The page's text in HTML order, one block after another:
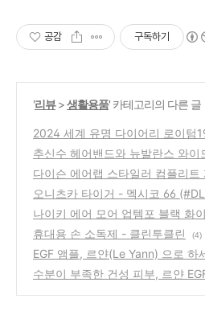
공감 구독하기
'리뷰>생활용품' 카테고리의 다른 글
2024 세계 유명 다이어리 로이텀
리 다이어리
(2)
추신수 헤어밴드와 뉴발란스 와이
비교
(0)
다이슨 에어랩 스타일러 컴플리트
오니츠카 타이거 - 멕시코 66
(1)
나이키 에어 모어 업템포 블랙 화
뷰
(0)
휴대용 손 소독제 - 클린투클린 (4)
EGF 앰플, 르얀(Le Yann) 으로 하
수분이 부족한 건성 피부, 르얀